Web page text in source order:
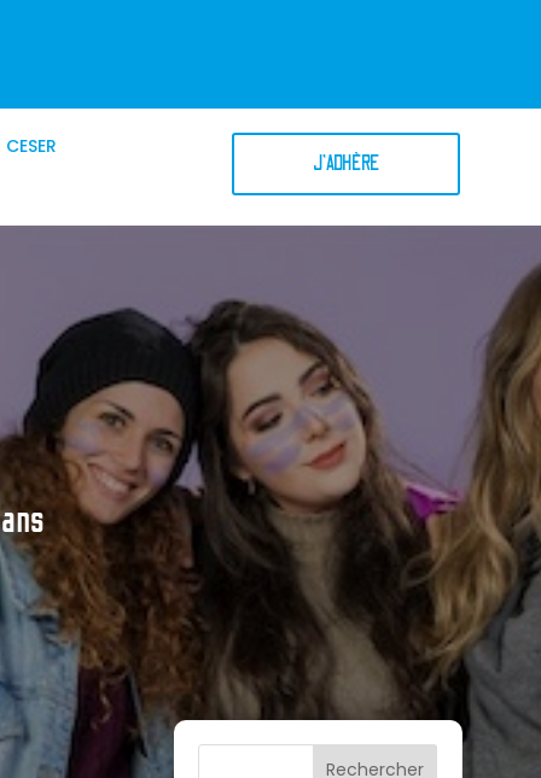
CESER
J'ADHÈRE